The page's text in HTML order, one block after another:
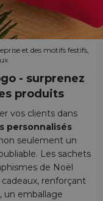
et des motifs festifs,
- surprenez
produits
vos clients dans
personnalisés
seulement un
Les sachets
de Noël
renforçant
un emballage